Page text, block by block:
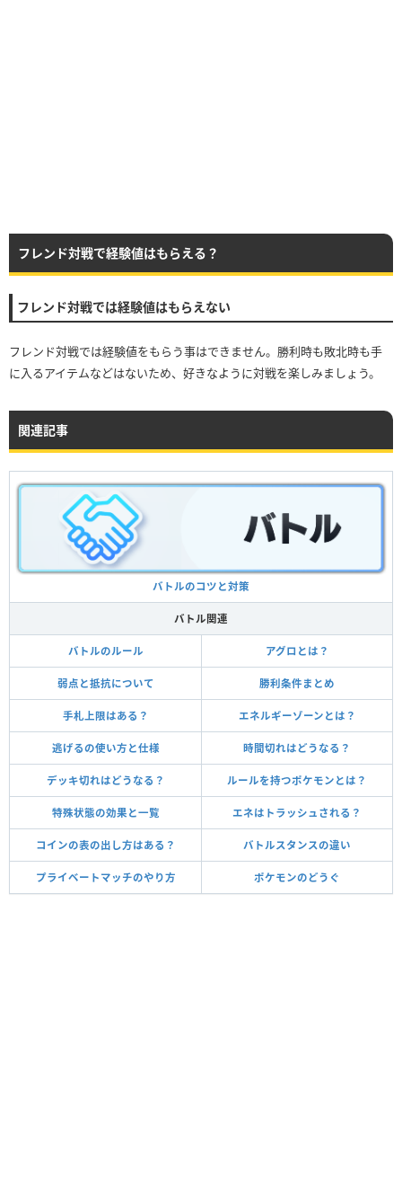
フレンド対戦で経験値はもらえる？
フレンド対戦では経験値はもらえない
フレンド対戦では経験値をもらう事はできません。勝利時も敗北時も手
に入るアイテムなどはないため、好きなように対戦を楽しみましょう。
関連記事
バトルのコツと対策
バトル関連
バトルのルール アグロとは？
弱点と抵抗について 勝利条件まとめ
手札上限はある？ エネルギーゾーンとは？
逃げるの使い方と仕様 時間切れはどうなる？
デッキ切れはどうなる？ ルールを持つポケモンとは？
特殊状態の効果と一覧 エネはトラッシュされる？
コインの表の出し方はある？ バトルスタンスの違い
プライベートマッチのやり方 ポケモンのどうぐ